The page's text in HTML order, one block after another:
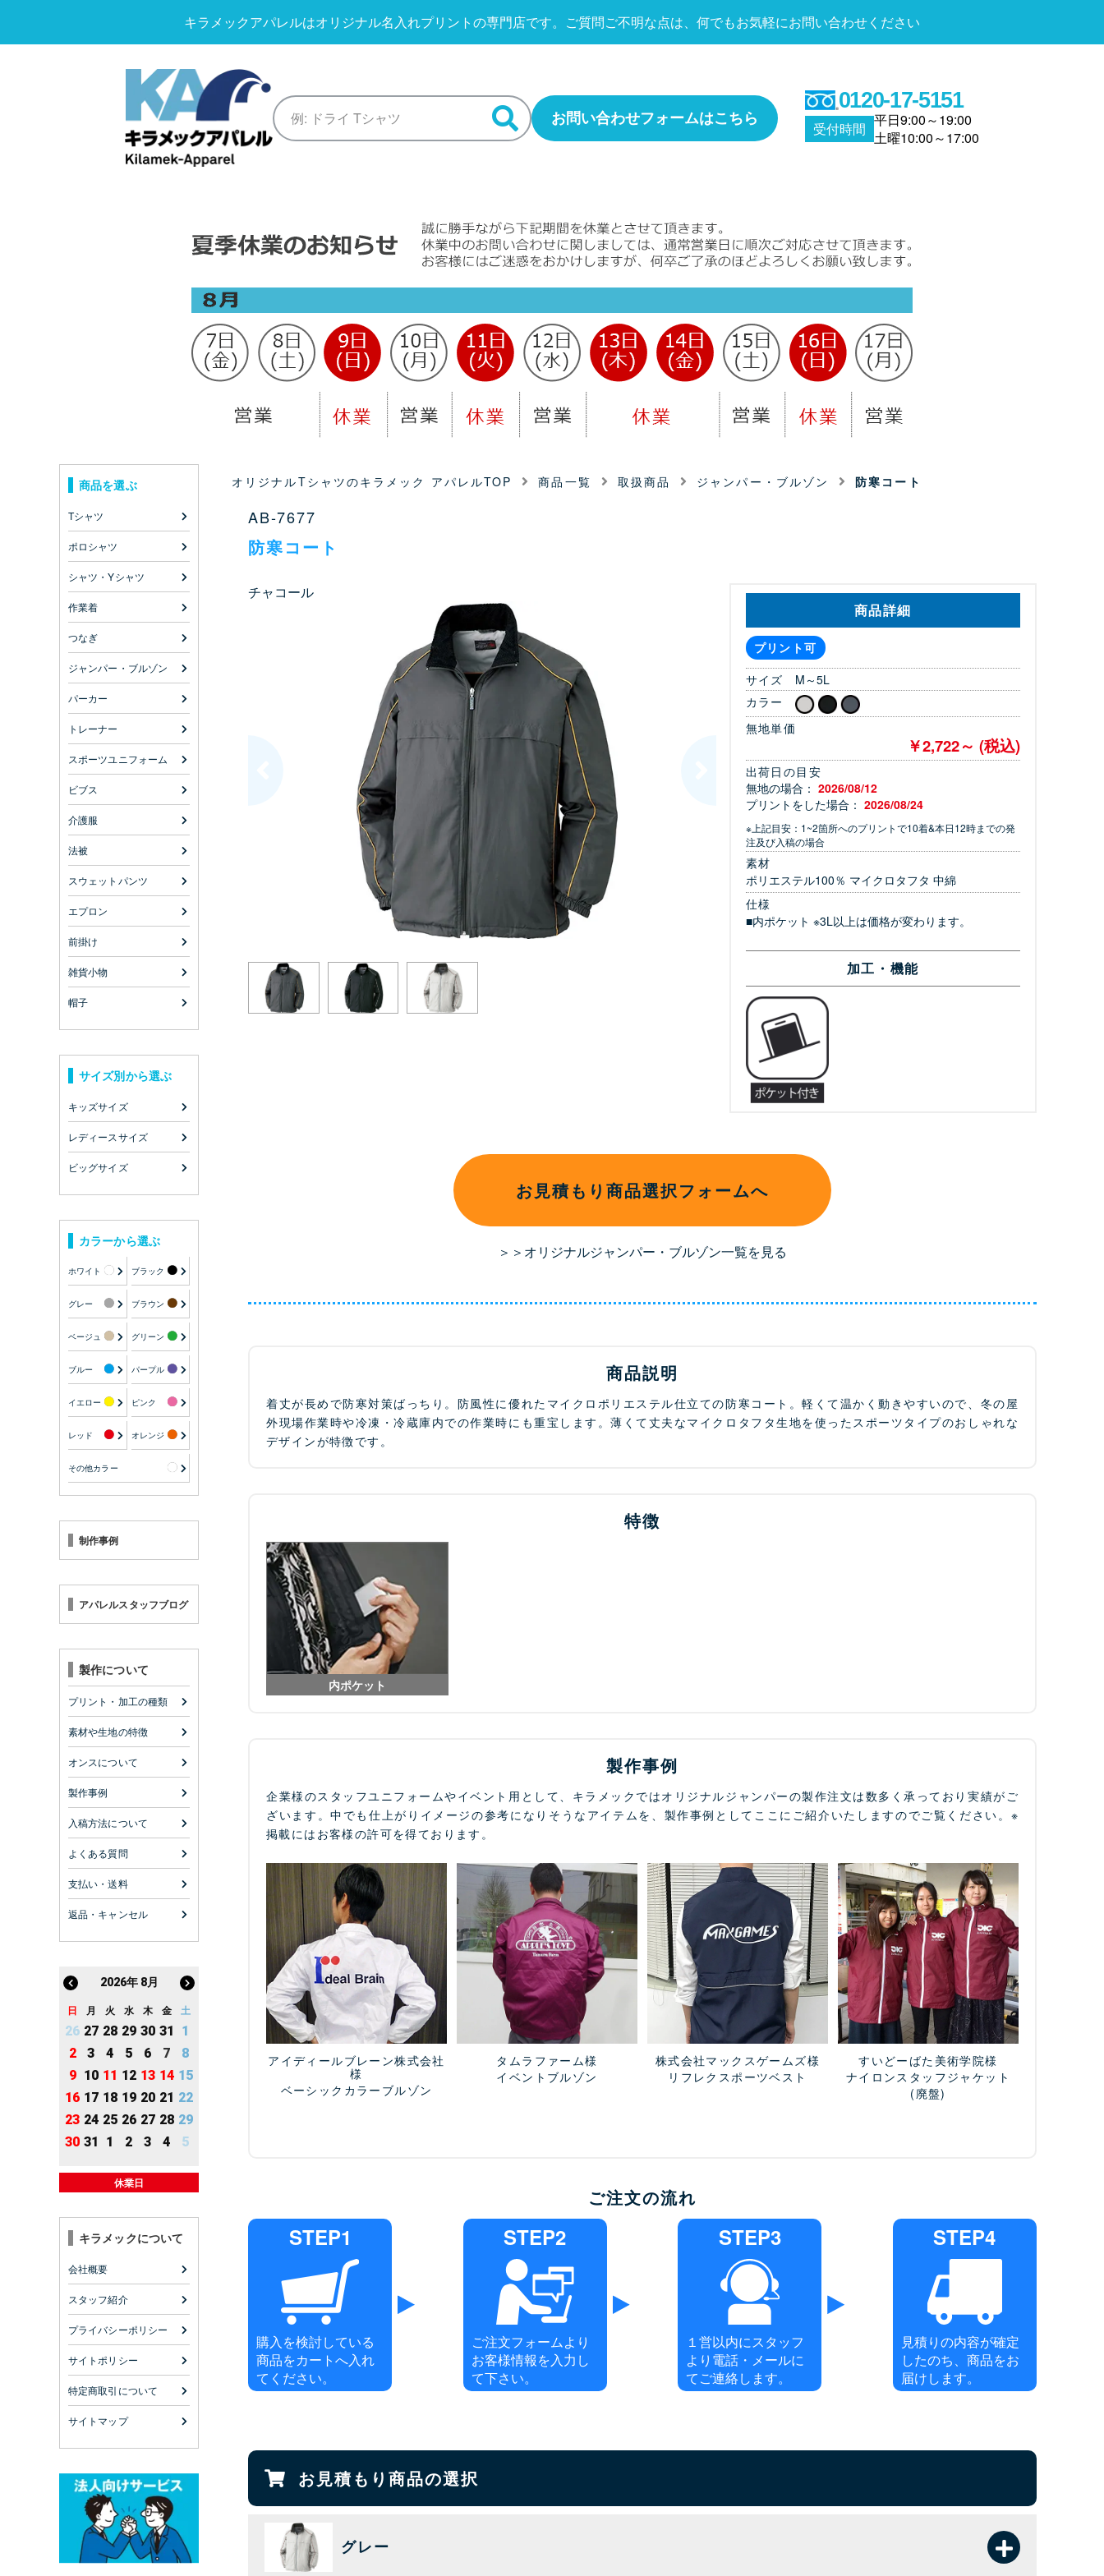
キラメックアパレルはオリジナル名入れプリントの専門店です。 ご質問ご不明な点は、何でもお気軽にお問い合わせください
お問い合わせフォームはこちら
0120-17-5151
受付時間 平日9:00～19:00
土曜10:00～17:00
商品を選ぶ
Tシャツ
ポロシャツ
シャツ・Yシャツ
作業着
つなぎ
ジャンパー・ブルゾン
パーカー
トレーナー
スポーツユニフォーム
ビブス
介護服
法被
スウェットパンツ
エプロン
前掛け
雑貨小物
帽子
サイズ別から選ぶ
キッズサイズ
レディースサイズ
ビッグサイズ
カラーから選ぶ
ホワイト ブラック
グレー ブラウン
ベージュ グリーン
ブルー パープル
イエロー ピンク
レッド オレンジ
その他カラー
制作事例
アパレルスタッフブログ
製作について
プリント・加工の種類
素材や生地の特徴
オンスについて
製作事例
入稿方法について
よくある質問
支払い・送料
返品・キャンセル
2026年 8月
日 月 火 水 木 金 土
26 27 28 29 30 31
1
2
3 4 5 6 7
8
9 10 11 12 13 14 15
16 17 18 19 20 21 22
23 24 25 26 27 28 29
30 31 1 2 3 4 5
休業日
キラメックについて
会社概要
スタッフ紹介
プライバシーポリシー
サイトポリシー
特定商取引について
サイトマップ
オリジナルTシャツのキラメック アパレルTOP 商品一覧 取扱商品 ジャンパー・ブルゾン 防寒コート
AB-7677
防寒コート
チャコール
商品詳細
プリント可
サイズ
M～5L
カラー
無地単価
￥2,722～ (税込)
出荷日の目安
無地の場合： 2026/08/12
プリントをした場合： 2026/08/24
※上記目安：1~2箇所へのプリントで10着&本日12時までの発
注及び入稿の場合
素材
ポリエステル100％ マイクロタフタ 中綿
仕様
■内ポケット ※3L以上は価格が変わります。
加工・機能
お見積もり商品選択フォームへ
＞＞オリジナルジャンパー・ブルゾン一覧を見る
商品説明
着丈が長めで防寒対策ばっちり。防風性に優れたマイクロポリエステル仕立ての防寒コート。軽くて温かく動きやすいので、冬の屋
外現場作業時や冷凍・冷蔵庫内での作業時にも重宝します。薄くて丈夫なマイクロタフタ生地を使ったスポーツタイプのおしゃれな
デザインが特徴です。
特徴
内ポケット
製作事例
企業様のスタッフユニフォームやイベント用として、キラメックではオリジナルジャンパーの製作注文は数多く承っており実績がご
ざいます。中でも仕上がりイメージの参考になりそうなアイテムを、製作事例としてここにご紹介いたしますのでご覧ください。※
掲載にはお客様の許可を得ております。
アイディールブレーン株式会社
様
ベーシックカラーブルゾン
タムラファーム様
イベントブルゾン
株式会社マックスゲームズ様
リフレクスポーツベスト
すいどーばた美術学院様
ナイロンスタッフジャケット
(廃盤)
ご注文の流れ
STEP1
購入を検討している
商品をカートへ入れ
てください。
STEP2
ご注文フォームより
お客様情報を入力し
て下さい。
STEP3
１営以内にスタッフ
より電話・メールに
てご連絡します。
STEP4
見積りの内容が確定
したのち、商品をお
届けします。
お見積もり商品の選択
グレー